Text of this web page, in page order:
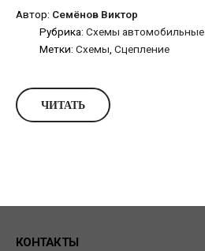
Автор: Семёнов Виктор
Рубрика: Схемы автомобильные
Метки: Схемы, Сцепление
ЧИТАТЬ
КОНТАКТЫ